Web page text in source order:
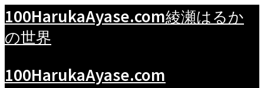
100HarukaAyase.com綾瀬はるか
の世界
100HarukaAyase.com